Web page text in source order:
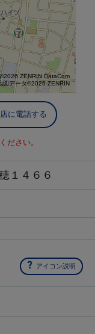
©2026 ZENRIN DataCom
図データ©2026 ZENRIN
に電話する
ださい。
１４６６
アイコン説明